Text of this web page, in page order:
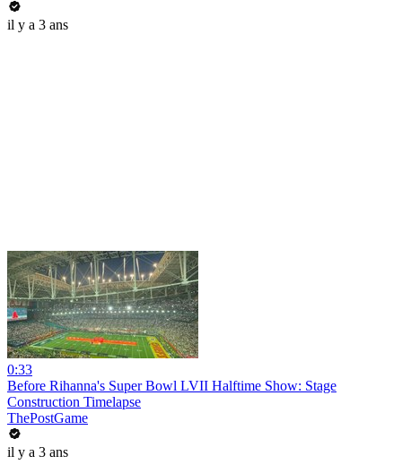
il y a 3 ans
0:33
Before Rihanna's Super Bowl LVII Halftime Show: Stage
Construction Timelapse
ThePostGame
il y a 3 ans